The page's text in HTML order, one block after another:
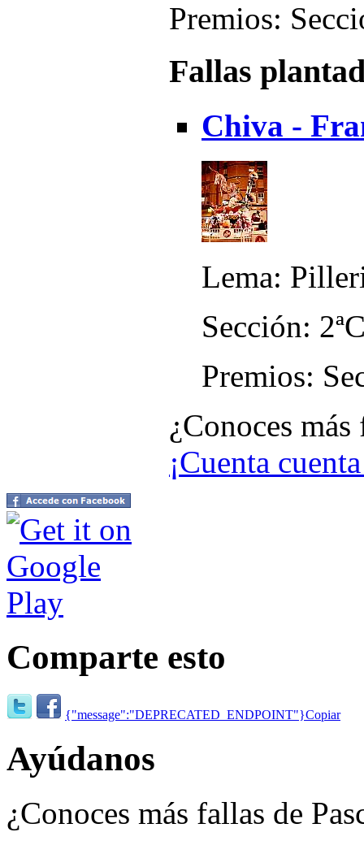
Premios:
Fallas
Chiva -
Lema:
Sección:
Premios:
¿Conoces
¡Cuenta
Comparte esto
{"message":"DEPRECATED_ENDPOINT"}Copiar
Ayúdanos
¿Conoces más fallas de